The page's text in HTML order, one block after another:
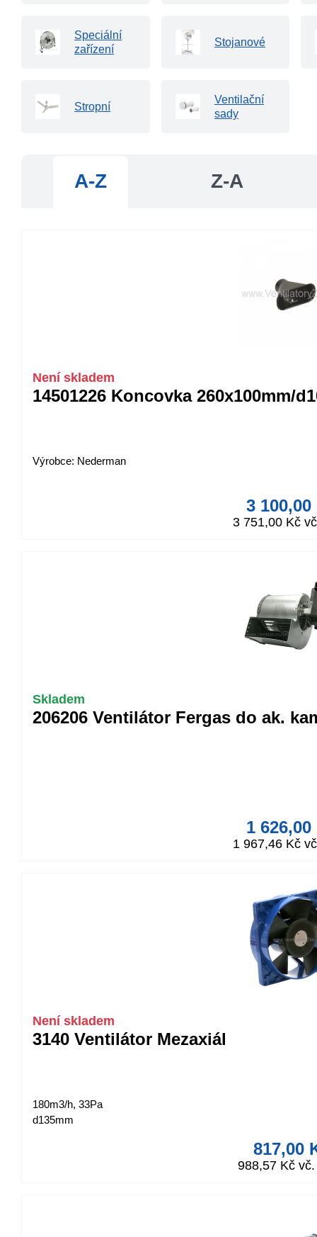
Speciální
zařízení
Stojanové
Stropní
Ventilační
sady
A-Z Z-A
Není skladem
14501226 Koncovka 260x100mm/
Výrobce: Nederman
3 100,00
3 751,00 Kč
Skladem
206206 Ventilátor Fergas do ak.
1 626,00
1 967,46 Kč
Není skladem
3140 Ventilátor Mezaxiál
180m3/h, 33Pa
d135mm
817,00
988,57 Kč